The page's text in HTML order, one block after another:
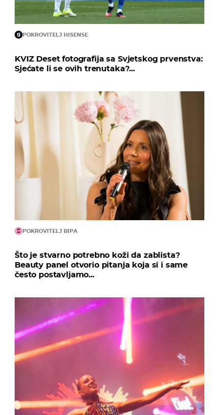
POKROVITELJ HISENSE
KVIZ Deset fotografija sa Svjetskog prvenstva:
Sjećate li se ovih trenutaka?...
POKROVITELJ BIPA
Što je stvarno potrebno koži da zablista?
Beauty panel otvorio pitanja koja si i same
često postavljamo...